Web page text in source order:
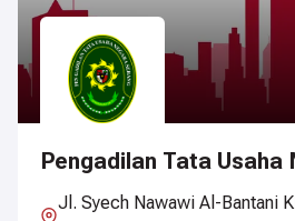
Pengadilan Tata Usaha
Jl. Syech Nawawi Al-Bantani